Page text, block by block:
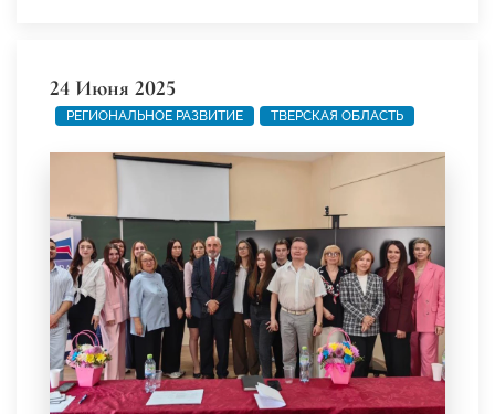
24 Июня 2025
РЕГИОНАЛЬНОЕ РАЗВИТИЕ ТВЕРСКАЯ ОБЛАСТЬ